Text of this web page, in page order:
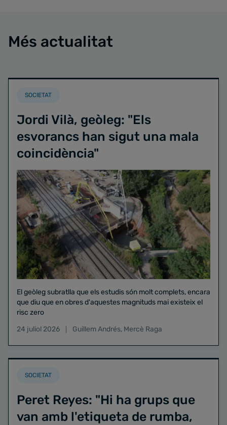
Més actualitat
SOCIETAT
Jordi Vilà, geòleg: "Els
esvorancs han sigut una mala
coincidència"
El geòleg subratlla que els estudis són molt complets, encara
que diu que en obres d'aquestes magnituds mai existeix el
risc zero
24 juliol 2026
Guillem Andrés, Mercè Raga
SOCIETAT
Peret Reyes: "Hi ha grups que
van amb l'etiqueta de rumba,